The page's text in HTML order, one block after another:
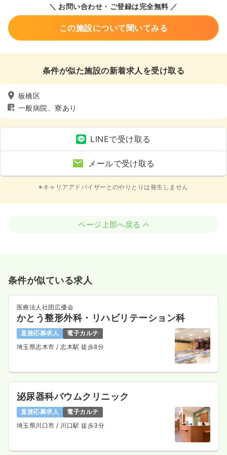
＼ お問い合わせ・ご登録は完全無料 ／
この施設について聞いてみる
条件が似た施設の新着求人を受け取る
板橋区
一般病院、寮あり
LINEで受け取る
メールで受け取る
※キャリアアドバイザーとのやりとりは発生しません
ページ上部へ戻る
条件が似ている求人
医療法人社団広優会
かとう整形外科・リハビリテーション科
直接応募求人
電子カルテ
埼玉県志木市 / 志木駅 徒歩8分
泌尿器科バウムクリニック
直接応募求人
電子カルテ
埼玉県川口市 / 川口駅 徒歩3分